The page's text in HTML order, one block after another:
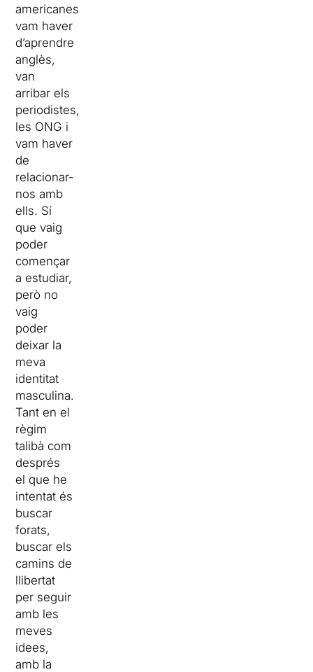
americanes
vam haver
d’aprendre
anglès,
van
arribar els
periodistes,
les ONG i
vam haver
de
relacionar-
nos amb
ells. Sí
que vaig
poder
començar
a estudiar,
però no
vaig
poder
deixar la
meva
identitat
masculina.
Tant en el
règim
talibà com
després
el que he
intentat és
buscar
forats,
buscar els
camins de
llibertat
per seguir
amb les
meves
idees,
amb la